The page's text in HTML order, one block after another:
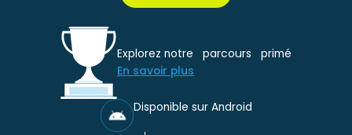
Explorez notre parcours primé
En savoir plus
Disponible sur Android